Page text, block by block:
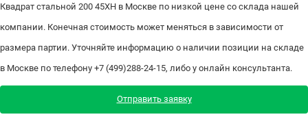
Квадрат стальной 200 45ХН в Москве по низкой цене со склада нашей
компании. Конечная стоимость может меняться в зависимости от
размера партии. Уточняйте информацию о наличии позиции на складе
в Москве по телефону +7 (499)288-24-15, либо у онлайн консультанта.
Отправить заявку